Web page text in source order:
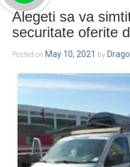
Alegeti sa va
securitate oferite
Posted on May 10, 2021 by